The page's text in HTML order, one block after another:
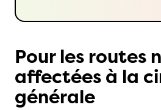
Pour les routes
affectées à la
générale